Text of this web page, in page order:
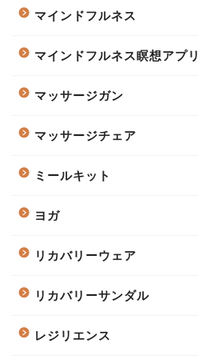
マインドフルネス
マインドフルネス瞑想アプリ
マッサージガン
マッサージチェア
ミールキット
ヨガ
リカバリーウェア
リカバリーサンダル
レジリエンス